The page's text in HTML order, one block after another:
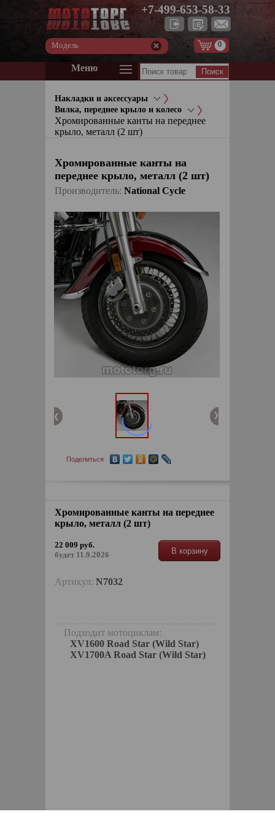
+7-499-653-58-33
Модель 0
Меню
Накладки и аксессуары
Вилка, переднее крыло и колесо
Хромированные канты на переднее
крыло, металл (2 шт)
Хромированные канты на
переднее крыло, металл (2 шт)
Производитель: National Cycle
Поделиться
Хромированные канты на переднее
крыло, металл (2 шт)
22 009 руб.
будет 11.9.2026
В корзину
Артикул: N7032
Подходит мотоциклам:
XV1600 Road Star (Wild Star)
XV1700A Road Star (Wild Star)